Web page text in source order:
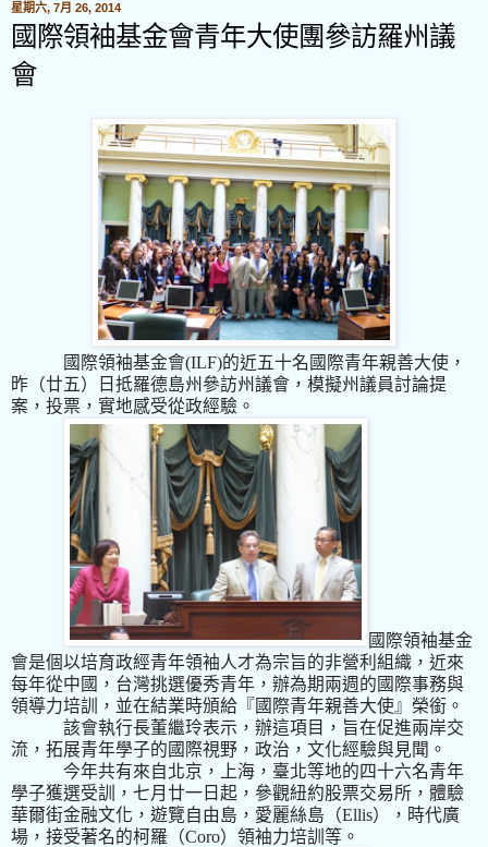
星期六, 7月 26, 2014
國際領袖基金會青年大使團參訪羅州議
會
國際領袖基金會(ILF)的近五十名 國際青年親善大使 ，
昨（廿五）日抵羅德島州參訪州議會，模擬州議員討論提
案，投票，實地感受從政經驗。
國際領袖基金
會是個以培育政經青年領袖人才為宗旨的非營利組織 ， 近來
每年從中國，台灣挑選優秀青年，辦為期兩週的國際事務與
領導力培訓， 並在結業時頒給 『國際青年親善大使』榮銜 。
該會執行長董繼玲表示，辦這項目，旨在促進兩岸交
流，拓展青年學子的國際視野，政治，文化經驗與見聞 。
今年共有來自北京，上海，臺北等地的四十六名青年
學子獲選受訓，七月廿一日起，參觀紐約股票交易所，體驗
華爾街金融文化，遊覽自由島，愛麗絲島（Ellis），時代廣
場，接受著名的柯羅（Coro）領袖力培訓等。